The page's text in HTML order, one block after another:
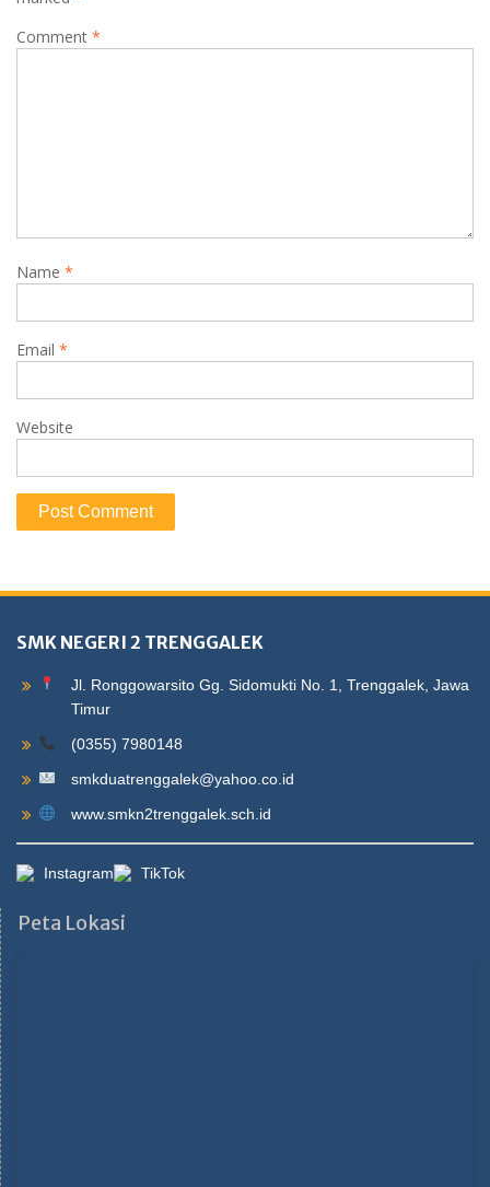
Comment *
Name *
Email *
Website
SMK NEGERI 2 TRENGGALEK
Jl. Ronggowarsito Gg. Sidomukti No. 1, Trenggalek, Jawa
Timur
(0355) 7980148
smkduatrenggalek@yahoo.co.id
www.smkn2trenggalek.sch.id
Instagram TikTok
Peta Lokasi